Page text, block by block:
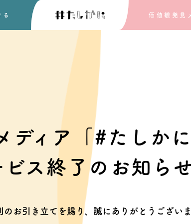
る 価値観発見
ディア「#たしかに
ビス終了のお知ら
のお引き立てを賜り、 誠にありがとうございま